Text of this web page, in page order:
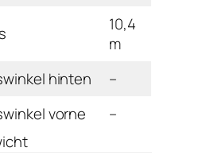
10,4
m
hinten
–
vorne
–